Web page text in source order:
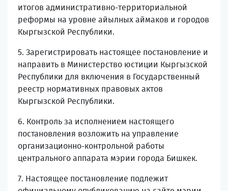
итогов административно-территориальной
реформы на уровне айылных аймаков и городов
Кыргызской Республики.
5. Зарегистрировать настоящее постановление и
направить в Министерство юстиции Кыргызской
Республики для включения в Государственный
реестр нормативных правовых актов
Кыргызской Республики.
6. Контроль за исполнением настоящего
постановления возложить на управление
организационно-контрольной работы
центрального аппарата мэрии города Бишкек.
7. Настоящее постановление подлежит